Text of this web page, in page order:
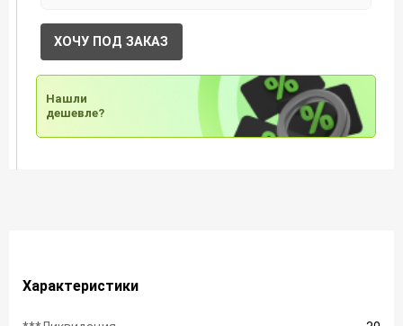
ХОЧУ ПОД ЗАКАЗ
Нашли
дешевле?
Характеристики